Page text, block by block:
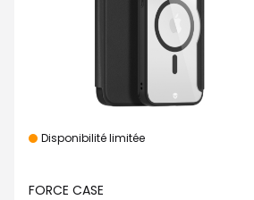
Disponibilité limitée
FORCE CASE